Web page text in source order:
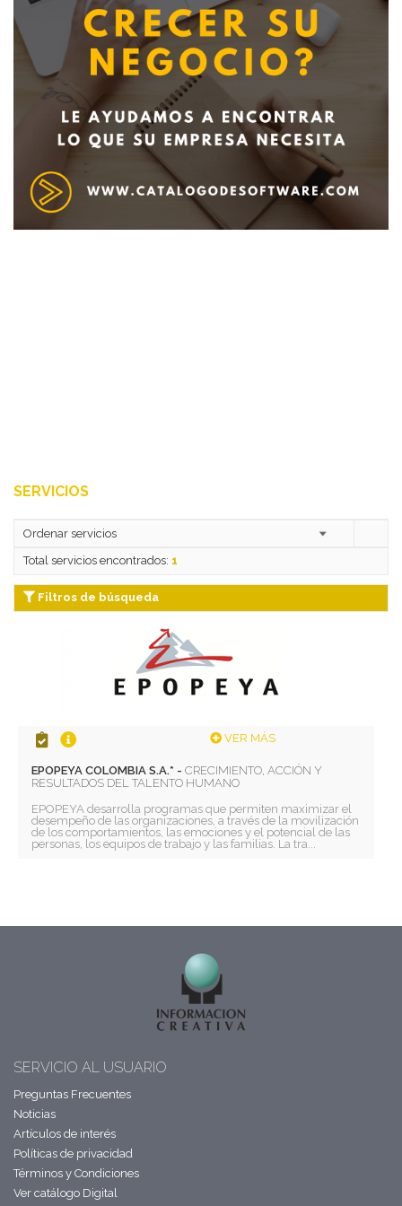
Deseo recibir información de otros Productos /
Servicios similares al solicitado
SERVICIOS
Total servicios encontrados: 1
Filtros de búsqueda
VER MÁS
EPOPEYA COLOMBIA S.A.* -CRECIMIENTO, ACCIÓN Y
RESULTADOS DEL TALENTO HUMANO
EPOPEYA desarrolla programas que permiten maximizar el
desempeño de las organizaciones, a través de la movilización
de los comportamientos, las emociones y el potencial de las
personas, los equipos de trabajo y las familias. La tra...
SERVICIO AL USUARIO
Preguntas Frecuentes
Noticias
Artículos de interés
Políticas de privacidad
Términos y Condiciones
Ver catálogo Digital